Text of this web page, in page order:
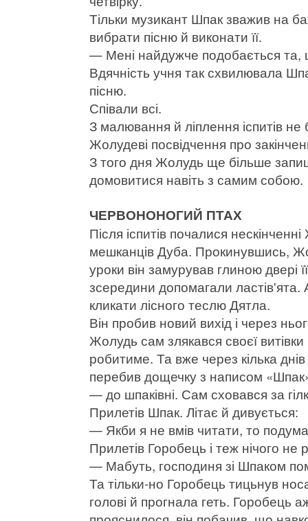
Тільки музикант Шпак зважив на
вибрати пісню й виконати її.
— Мені найдужче подобається та,
Вдячність учня так схвилювала
пісню.
Співали всі.
З малювання й ліплення іспитів не
Жолудеві посвідчення про
З того дня Жолудь ще більше
домовитися навіть з самим собою.
ЧЕРВОНОНОГИЙ ПТАХ
Після іспитів почалися
мешканців Дуба. Прокинувшись,
уроки він замурував глиною двері
зсередини допомагали
кликати лісного теслю Дятла.
Він пробив новий вихід і через
Жолудь сам злякався своєї
робитиме. Та вже через кілька
перебив дощечку з написом
— до шпаківні. Сам сховався за
Прилетів Шпак. Літає й дивується:
— Якби я не вмів читати, то
Прилетів Горобець і теж нічого не
— Мабуть, господиня зі Шпаком
Та тільки-но Горобець тицьнув
голові й прогнала геть. Горобець